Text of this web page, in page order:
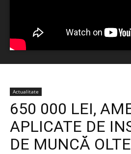
Actualitate
650 000 LEI,
APLICATE DE
DE MUNCĂ